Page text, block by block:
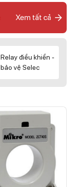
Xem tất cả
Relay điều khiển -
bảo vệ Selec